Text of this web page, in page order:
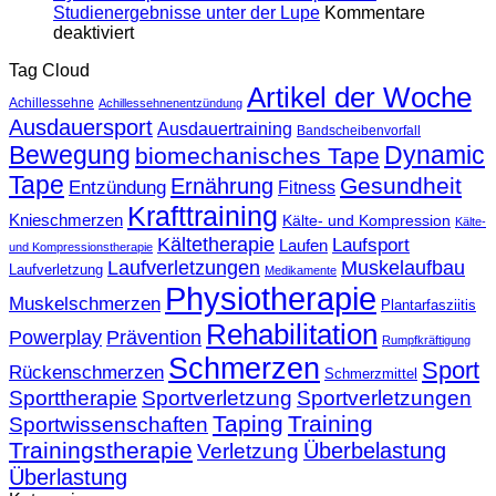
Vergleich
Dynamic
Tape
plantar
biomechanische
Parameter
Studienergebnisse unter der Lupe Kommentare
deaktiviertfür
Patellatendinopathie
–
Studienergebnisse
unter
der
Lupe
Tag Cloud
Achillessehne Achillessehnenentzündung Artikel der Woche
Ausdauersport Ausdauertraining Bandscheibenvorfall
Bewegung biomechanisches Tape Dynamic
Tape Entzündung Ernährung Fitness Gesundheit
Knieschmerzen Krafttraining Kälte- und Kompression Kälte-
und Kompressionstherapie Kältetherapie Laufen Laufsport
Laufverletzung Laufverletzungen Medikamente Muskelaufbau
Muskelschmerzen Physiotherapie Plantarfasziitis
Powerplay Prävention Rehabilitation Rumpfkräftigung
Rückenschmerzen Schmerzen Schmerzmittel Sport
Sporttherapie Sportverletzung Sportverletzungen
Sportwissenschaften Taping Training
Trainingstherapie Verletzung Überbelastung
Überlastung